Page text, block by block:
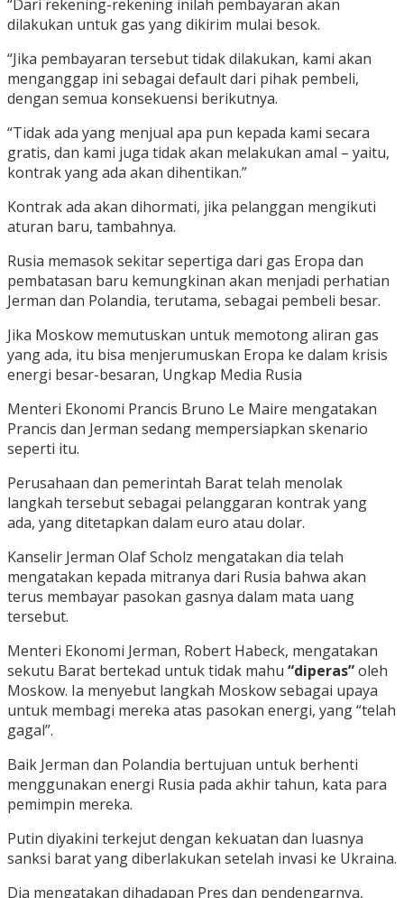
“Dari rekening-rekening inilah pembayaran akan
dilakukan untuk gas yang dikirim mulai besok.
“Jika pembayaran tersebut tidak dilakukan, kami akan
menganggap ini sebagai default dari pihak pembeli,
dengan semua konsekuensi berikutnya.
“Tidak ada yang menjual apa pun kepada kami secara
gratis, dan kami juga tidak akan melakukan amal – yaitu,
kontrak yang ada akan dihentikan.”
Kontrak ada akan dihormati, jika pelanggan mengikuti
aturan baru, tambahnya.
Rusia memasok sekitar sepertiga dari gas Eropa dan
pembatasan baru kemungkinan akan menjadi perhatian
Jerman dan Polandia, terutama, sebagai pembeli besar.
Jika Moskow memutuskan untuk memotong aliran gas
yang ada, itu bisa menjerumuskan Eropa ke dalam krisis
energi besar-besaran, Ungkap Media Rusia
Menteri Ekonomi Prancis Bruno Le Maire mengatakan
Prancis dan Jerman sedang mempersiapkan skenario
seperti itu.
Perusahaan dan pemerintah Barat telah menolak
langkah tersebut sebagai pelanggaran kontrak yang
ada, yang ditetapkan dalam euro atau dolar.
Kanselir Jerman Olaf Scholz mengatakan dia telah
mengatakan kepada mitranya dari Rusia bahwa akan
terus membayar pasokan gasnya dalam mata uang
tersebut.
Menteri Ekonomi Jerman, Robert Habeck, mengatakan
sekutu Barat bertekad untuk tidak mahu “diperas”oleh
Moskow. Ia menyebut langkah Moskow sebagai upaya
untuk membagi mereka atas pasokan energi, yang “telah
gagal”.
Baik Jerman dan Polandia bertujuan untuk berhenti
menggunakan energi Rusia pada akhir tahun, kata para
pemimpin mereka.
Putin diyakini terkejut dengan kekuatan dan luasnya
sanksi barat yang diberlakukan setelah invasi ke Ukraina.
Dia mengatakan dihadapan Pres dan pendengarnya,